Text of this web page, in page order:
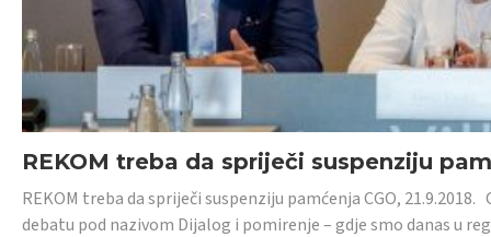
REKOM treba da spriječi suspenziju
REKOM treba da spriječi suspenziju pamćenja CGO,
debatu pod nazivom Dijalog i pomirenje – gdje smo danas u